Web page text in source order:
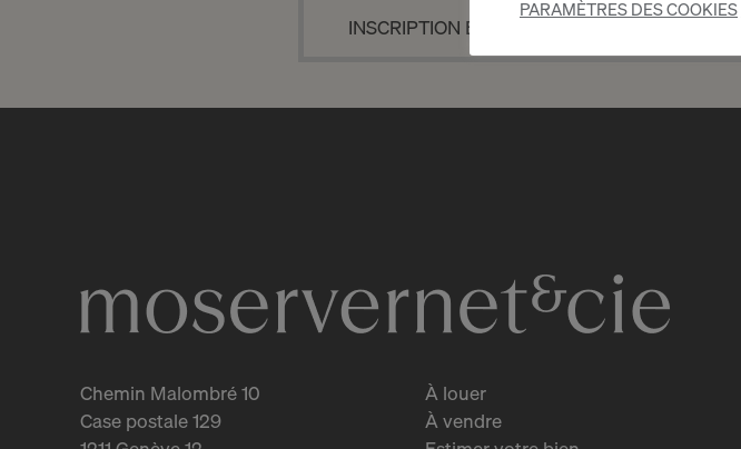
INSCRIPTION EN TANT QUE PARTICULIER
Chemin Malombré 10
Case postale 129
À louer
À vendre
PARAMÈTRES DES COOKIES